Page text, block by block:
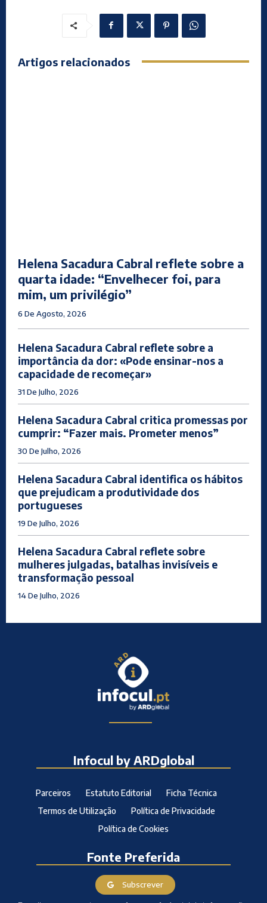
Artigos relacionados
Helena Sacadura Cabral reflete sobre a
quarta idade: “Envelhecer foi, para
mim, um privilégio”
6 De Agosto, 2026
Helena Sacadura Cabral reflete sobre a
importância da dor: «Pode ensinar-nos a
capacidade de recomeçar»
31 De Julho, 2026
Helena Sacadura Cabral critica promessas por
cumprir: “Fazer mais. Prometer menos”
30 De Julho, 2026
Helena Sacadura Cabral identifica os hábitos
que prejudicam a produtividade dos
portugueses
19 De Julho, 2026
Helena Sacadura Cabral reflete sobre
mulheres julgadas, batalhas invisíveis e
transformação pessoal
14 De Julho, 2026
Infocul by ARDglobal
Parceiros Estatuto Editorial
Ficha Técnica
Termos de Utilização
Política de Privacidade
Política de Cookies
Fonte Preferida
Subscrever